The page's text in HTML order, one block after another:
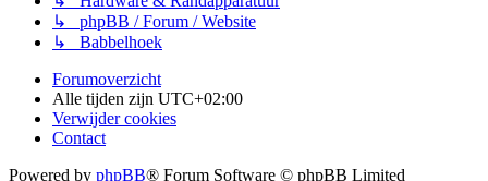
↳ phpBB / Forum / Website
↳ Babbelhoek
Forumoverzicht
Alle tijden zijn UTC+02:00
Verwijder cookies
Contact
Powered by phpBB® Forum Software © phpBB Limited